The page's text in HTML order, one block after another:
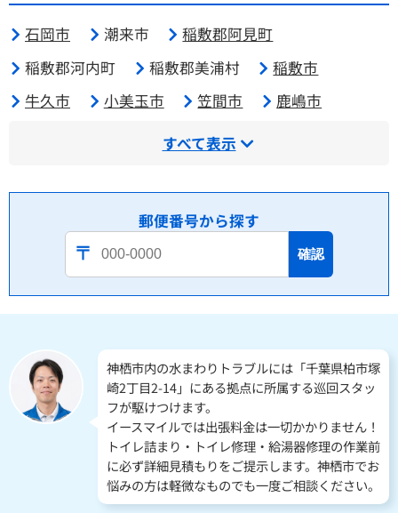
石岡市 潮来市
稲敷郡阿見町
稲敷郡河内町
稲敷郡美浦村
稲敷市
牛久市
小美玉市 笠間市
鹿嶋市
すべて表示
郵便番号から探す
確認
神栖市内の水まわりトラブルには「千葉県柏市塚
崎2丁目2-14」にある拠点に所属する巡回スタッ
フが駆けつけます。
イースマイルでは出張料金は一切かかりません！
トイレ詰まり・トイレ修理・給湯器修理の作業前
に必ず詳細見積もりをご提示します。神栖市でお
悩みの方は軽微なものでも一度ご相談ください。